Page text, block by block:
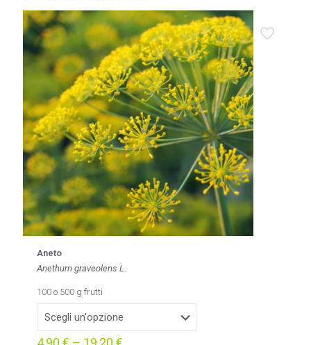
Aneto
Anethum graveolens L.
100 o 500 g frutti